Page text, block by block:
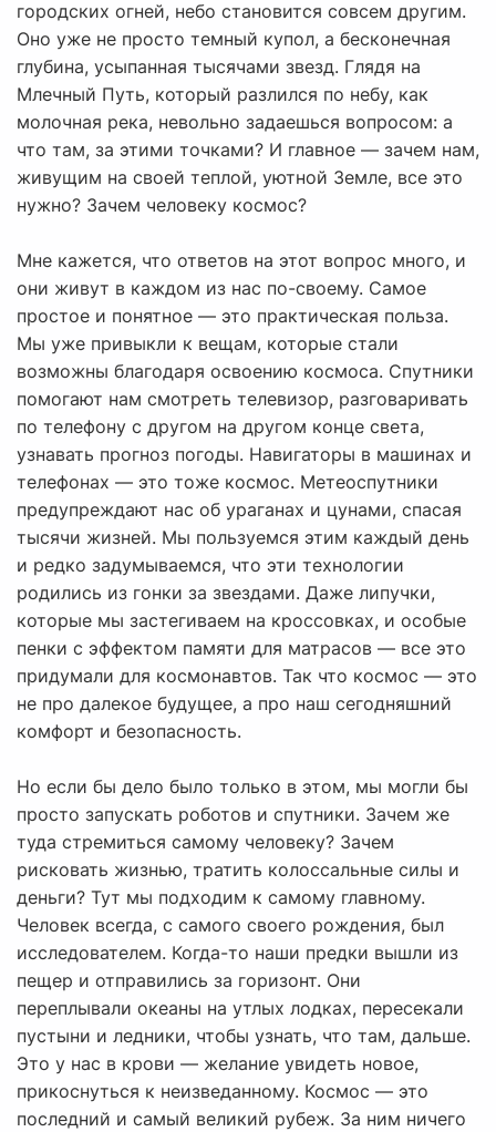
городских огней, небо становится совсем другим.
Оно уже не просто темный купол, а бесконечная
глубина, усыпанная тысячами звезд. Глядя на
Млечный Путь, который разлился по небу, как
молочная река, невольно задаешься вопросом: а
что там, за этими точками? И главное — зачем нам,
живущим на своей теплой, уютной Земле, все это
нужно? Зачем человеку космос?
Мне кажется, что ответов на этот вопрос много, и
они живут в каждом из нас по-своему. Самое
простое и понятное — это практическая польза.
Мы уже привыкли к вещам, которые стали
возможны благодаря освоению космоса. Спутники
помогают нам смотреть телевизор, разговаривать
по телефону с другом на другом конце света,
узнавать прогноз погоды. Навигаторы в машинах и
телефонах — это тоже космос. Метеоспутники
предупреждают нас об ураганах и цунами, спасая
тысячи жизней. Мы пользуемся этим каждый день
и редко задумываемся, что эти технологии
родились из гонки за звездами. Даже липучки,
которые мы застегиваем на кроссовках, и особые
пенки с эффектом памяти для матрасов — все это
придумали для космонавтов. Так что космос — это
не про далекое будущее, а про наш сегодняшний
комфорт и безопасность.
Но если бы дело было только в этом, мы могли бы
просто запускать роботов и спутники. Зачем же
туда стремиться самому человеку? Зачем
рисковать жизнью, тратить колоссальные силы и
деньги? Тут мы подходим к самому главному.
Человек всегда, с самого своего рождения, был
исследователем. Когда-то наши предки вышли из
пещер и отправились за горизонт. Они
переплывали океаны на утлых лодках, пересекали
пустыни и ледники, чтобы узнать, что там, дальше.
Это у нас в крови — желание увидеть новое,
прикоснуться к неизведанному. Космос — это
последний и самый великий рубеж. За ним ничего